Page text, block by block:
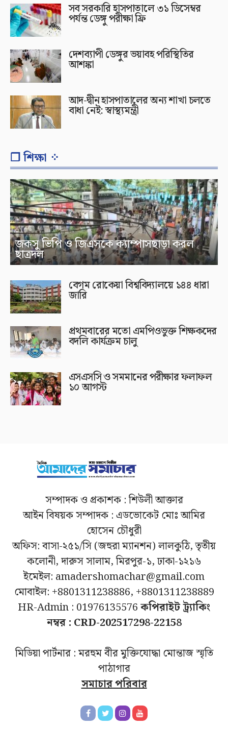
সব সরকারি হাসপাতালে ৩১ ডিসেম্বর
পর্যন্ত ডেঙ্গু পরীক্ষা ফ্রি
দেশব্যাপী ডেঙ্গুর ভয়াবহ পরিস্থিতির
আশঙ্কা
আদ-দ্বীন হাসপাতালের অন্য শাখা চলতে
বাধা নেই: স্বাস্থ্যমন্ত্রী
❐ শিক্ষা ⁘
জকসু ভিপি ও জিএসকে ক্যাম্পাসছাড়া করল
ছাত্রদল
বেগম রোকেয়া বিশ্ববিদ্যালয়ে ১৪৪ ধারা
জারি
প্রথমবারের মতো এমপিওভুক্ত শিক্ষকদের
বদলি কার্যক্রম চালু
এসএসসি ও সমমানের পরীক্ষার ফলাফল
১০ আগস্ট
সম্পাদক ও প্রকাশক : শিউলী আক্তার
আইন বিষয়ক সম্পাদক : এডভোকেট মোঃ আমির
হোসেন চৌধুরী
অফিস: বাসা-২৫১/সি (জহুরা ম্যানশন) লালকুঠি, তৃতীয়
কলোনী, দারুস সালাম, মিরপুর-১, ঢাকা-১২১৬
ইমেইল: amadershomachar@gmail.com
মোবাইল: +8801311238886, +8801311238889
HR-Admin : 01976135576কপিরাইট ট্র্যাকিং
নম্বর : CRD-202517298-22158
মিডিয়া পার্টনার : মরহুম বীর মুক্তিযোদ্ধা মোন্তাজ স্মৃতি
পাঠাগার
সমাচার পরিবার